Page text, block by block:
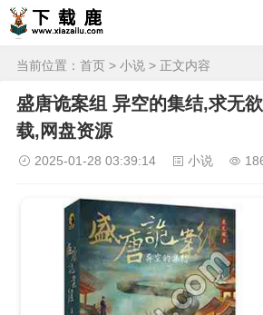
当前位置： 首页 > 小说 > 正文内容
盛唐诡案组 异空的集结,求无
载,网盘资源
2025-01-28 03:39:14 小说